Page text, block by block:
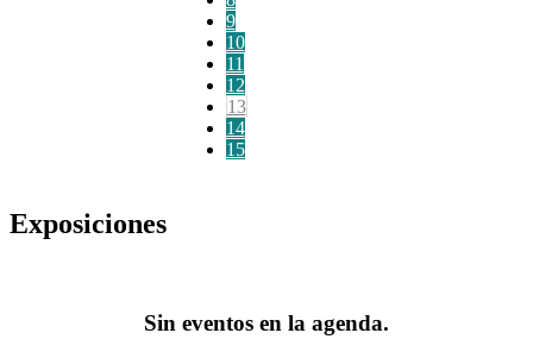
9
10
11
12
13
14
15
Exposiciones
Sin eventos en la agenda.